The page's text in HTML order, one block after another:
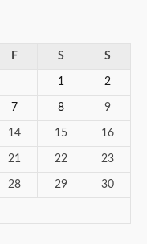
F S S
1 2
7 8 9
14 15 16
21 22 23
28 29 30